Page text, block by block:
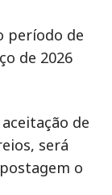
período de
de 2026
de
será
o